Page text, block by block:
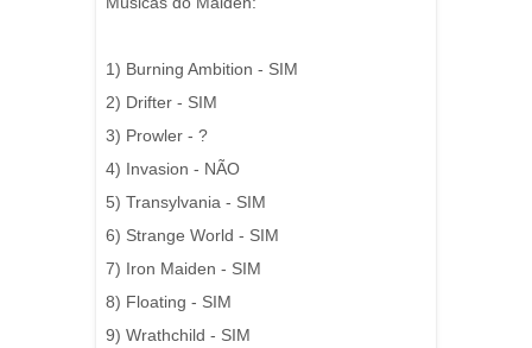
1) Burning Ambition - SIM
2) Drifter - SIM
3) Prowler - ?
4) Invasion - NÃO
5) Transylvania - SIM
6) Strange World - SIM
7) Iron Maiden - SIM
8) Floating - SIM
9) Wrathchild - SIM